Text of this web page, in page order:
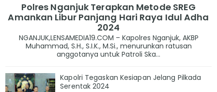
Polres Nganjuk Terapkan Metode SREG
Amankan Libur Panjang Hari Raya Idul Adha
2024
NGANJUK,LENSAMEDIA19.COM – Kapolres Nganjuk, AKBP
Muhammad, S.H., S.I.K., M.Si., menurunkan ratusan
anggotanya untuk Patroli Ska...
Kapolri Tegaskan Kesiapan Jelang Pilkada
Serentak 2024